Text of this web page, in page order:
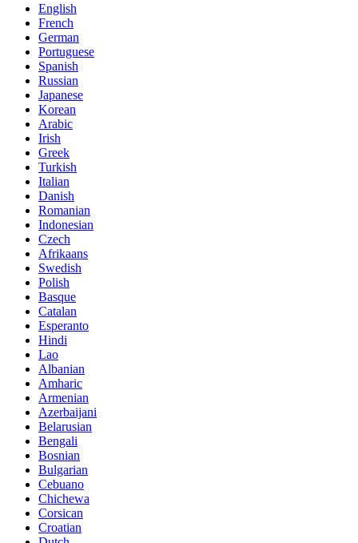
English
French
German
Portuguese
Spanish
Russian
Japanese
Korean
Arabic
Irish
Greek
Turkish
Italian
Danish
Romanian
Indonesian
Czech
Afrikaans
Swedish
Polish
Basque
Catalan
Esperanto
Hindi
Lao
Albanian
Amharic
Armenian
Azerbaijani
Belarusian
Bengali
Bosnian
Bulgarian
Cebuano
Chichewa
Corsican
Croatian